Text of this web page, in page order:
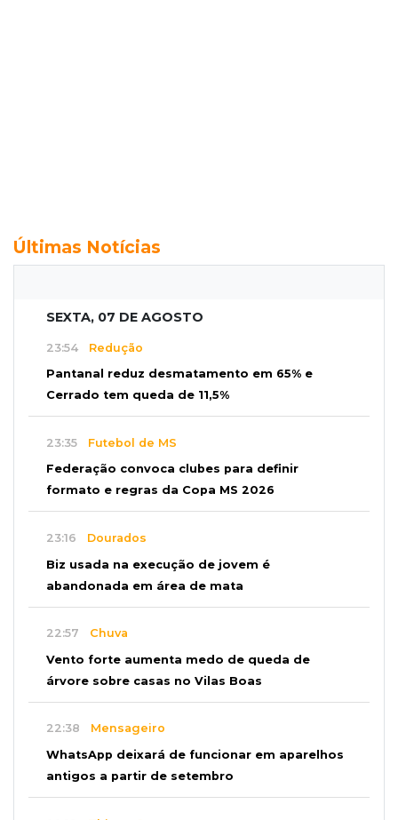
Últimas Notícias
SEXTA, 07 DE AGOSTO
23:54 Redução
Pantanal reduz desmatamento em 65% e
Cerrado tem queda de 11,5%
23:35 Futebol de MS
Federação convoca clubes para definir
formato e regras da Copa MS 2026
23:16 Dourados
Biz usada na execução de jovem é
abandonada em área de mata
22:57 Chuva
Vento forte aumenta medo de queda de
árvore sobre casas no Vilas Boas
22:38 Mensageiro
WhatsApp deixará de funcionar em aparelhos
antigos a partir de setembro